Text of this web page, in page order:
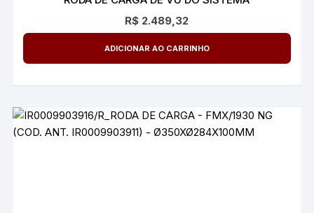
R$ 2.489,32
ADICIONAR AO CARRINHO